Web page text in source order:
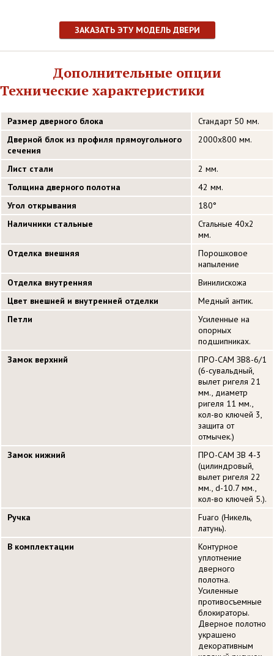
ЗАКАЗАТЬ ЭТУ МОДЕЛЬ ДВЕРИ
Дополнительные опции
Технические характеристики
Размер дверного блока
Стандарт 50 мм.
Дверной блок из профиля прямоугольного
сечения
2000х800 мм.
Лист стали
2 мм.
Толщина дверного полотна
42 мм.
Угол открывания
180°
Наличники стальные
Стальные 40х2
мм.
Отделка внешняя
Порошковое
напыление
Отделка внутренняя
Винилискожа
Цвет внешней и внутренней отделки
Медный антик.
Петли
Усиленные на
опорных
подшипниках.
Замок верхний
ПРО-САМ ЗВ8-6/1
(6-сувальдный,
вылет ригеля 21
мм., диаметр
ригеля 11 мм.,
кол-во ключей 3,
защита от
отмычек.)
Замок нижний
ПРО-САМ ЗВ 4-3
(цилиндровый,
вылет ригеля 22
мм., d-10.7 мм.,
кол-во ключей 5.).
Ручка
Fuaro (Никель,
латунь).
В комплектации
Контурное
уплотнение
дверного
полотна.
Усиленные
противосъемные
блокираторы.
Дверное полотно
украшено
декоративным